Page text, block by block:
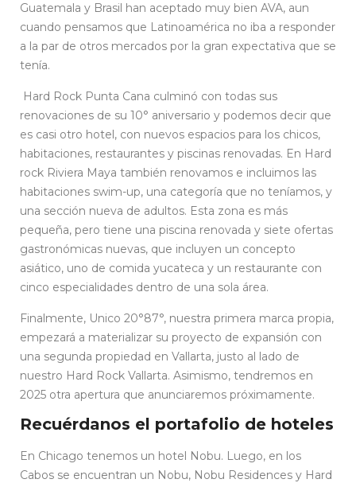
Guatemala y Brasil han aceptado muy bien AVA, aun
cuando pensamos que Latinoamérica no iba a responder
a la par de otros mercados por la gran expectativa que se
tenía.
Hard Rock Punta Cana culminó con todas sus
renovaciones de su 10° aniversario y podemos decir que
es casi otro hotel, con nuevos espacios para los chicos,
habitaciones, restaurantes y piscinas renovadas. En Hard
rock Riviera Maya también renovamos e incluimos las
habitaciones swim-up, una categoría que no teníamos, y
una sección nueva de adultos. Esta zona es más
pequeña, pero tiene una piscina renovada y siete ofertas
gastronómicas nuevas, que incluyen un concepto
asiático, uno de comida yucateca y un restaurante con
cinco especialidades dentro de una sola área.
Finalmente, Unico 20°87°, nuestra primera marca propia,
empezará a materializar su proyecto de expansión con
una segunda propiedad en Vallarta, justo al lado de
nuestro Hard Rock Vallarta. Asimismo, tendremos en
2025 otra apertura que anunciaremos próximamente.
Recuérdanos el portafolio de hoteles
En Chicago tenemos un hotel Nobu. Luego, en los
Cabos se encuentran un Nobu, Nobu Residences y Hard